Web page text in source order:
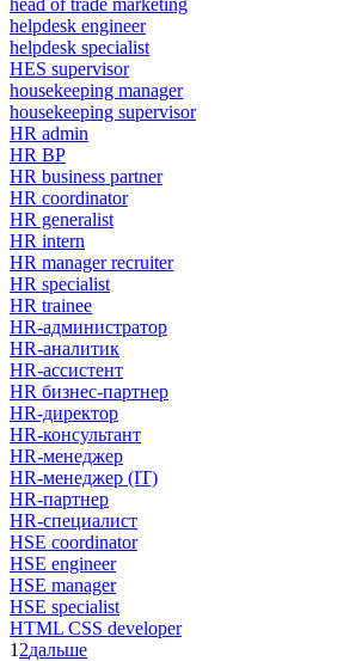
helpdesk engineer
helpdesk specialist
HES supervisor
housekeeping manager
housekeeping supervisor
HR admin
HR BP
HR business partner
HR coordinator
HR generalist
HR intern
HR manager recruiter
HR specialist
HR trainee
HR-администратор
HR-аналитик
HR-ассистент
HR бизнес-партнер
HR-директор
HR-консультант
HR-менеджер
HR-менеджер (IT)
HR-партнер
HR-специалист
HSE coordinator
HSE engineer
HSE manager
HSE specialist
HTML CSS developer
1 2дальше